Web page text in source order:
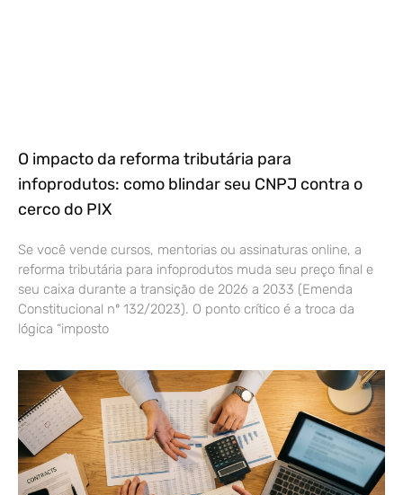
O impacto da reforma tributária para
infoprodutos: como blindar seu CNPJ contra o
cerco do PIX
Se você vende cursos, mentorias ou assinaturas online, a
reforma tributária para infoprodutos muda seu preço final e
seu caixa durante a transição de 2026 a 2033 (Emenda
Constitucional nº 132/2023). O ponto crítico é a troca da
lógica “imposto